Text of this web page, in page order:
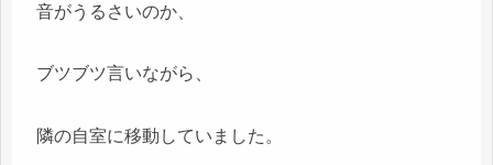
音がうるさいのか、
ブツブツ言いながら、
隣の自室に移動していました。